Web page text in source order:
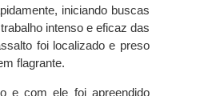
iniciando buscas
intenso e eficaz das
foi localizado e preso
flagrante.
e com ele foi apreendido